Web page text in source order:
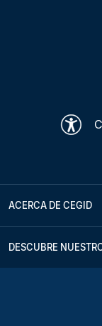
ACERCA DE CEGID
DESCUBRE